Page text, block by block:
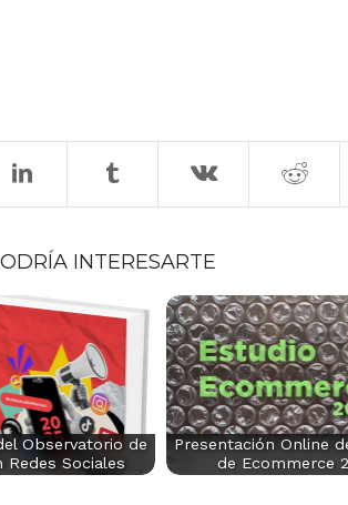
INTERESARTE
Observatorio de
Redes Sociales
Presentación Online
de Ecommerce